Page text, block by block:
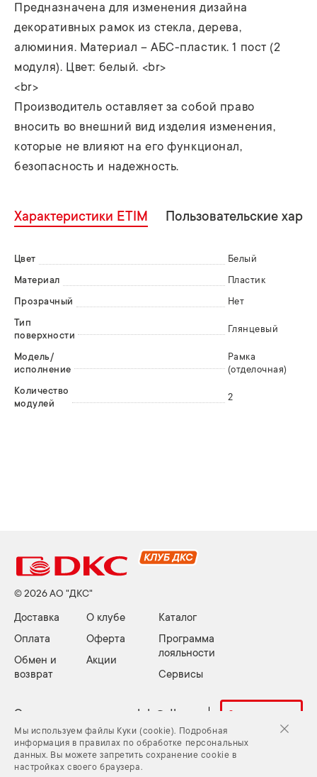
Предназначена для изменения дизайна
декоративных рамок из стекла, дерева,
алюминия. Материал – АБС-пластик. 1 пост (2
модуля). Цвет: белый. <br>
<br>
Производитель оставляет за собой право
вносить во внешний вид изделия изменения,
которые не влияют на его функционал,
безопасность и надежность.
Характеристики ETIM Пользовательские
Цвет
Белый
Материал
Пластик
Прозрачный
Нет
Тип
поверхности
Глянцевый
Модель/
исполнение
Рамка
(отделочная)
Количество
модулей
2
© 2026 АО "ДКС"
Доставка
Оплата
Обмен и
возврат
О клубе
Оферта
Акции
Каталог
Программа
лояльности
Сервисы
Электронная почта: club@dkc.ru Задать вопрос
Куки (cookie) и Политика конфиденциальности
Задать вопрос
Карта сайта
Мы используем файлы Куки (cookie). Подробная
информация в правилах по обработке персональных
данных. Вы можете запретить сохранение cookie в
настройках своего браузера.